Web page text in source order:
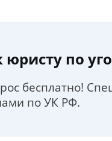
юристу по
бесплатно!
по УК РФ.